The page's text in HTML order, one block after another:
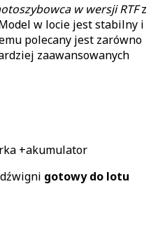
w wersji RTFz
w locie jest stabilny i
polecany jest zarówno
zaawansowanych
+akumulator
gotowy do lotu